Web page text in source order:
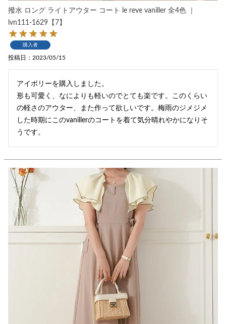
撥水 ロング ライトアウター コート le reve vaniller 全4色 ｜
lvn111-1629【7】
購入者
投稿日 2023/05/15
アイボリーを購入しました。
形も可愛く、なによりも軽いのでとても楽です。このくらい
の軽さのアウター、また作って欲しいです。梅雨のジメジメ
した時期にこのvanillerのコートを着て気分晴れやかになりそ
うです。